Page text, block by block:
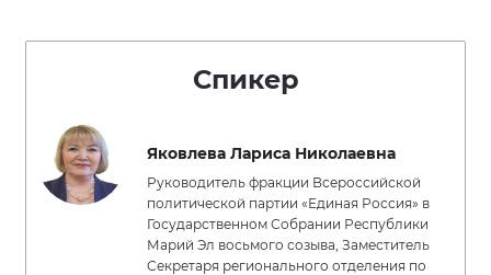
Спикер
Яковлева Лариса Николаевна
Руководитель фракции Всероссийской
политической партии «Единая Россия» в
Государственном Собрании Республики
Марий Эл восьмого созыва, Заместитель
Секретаря регионального отделения по